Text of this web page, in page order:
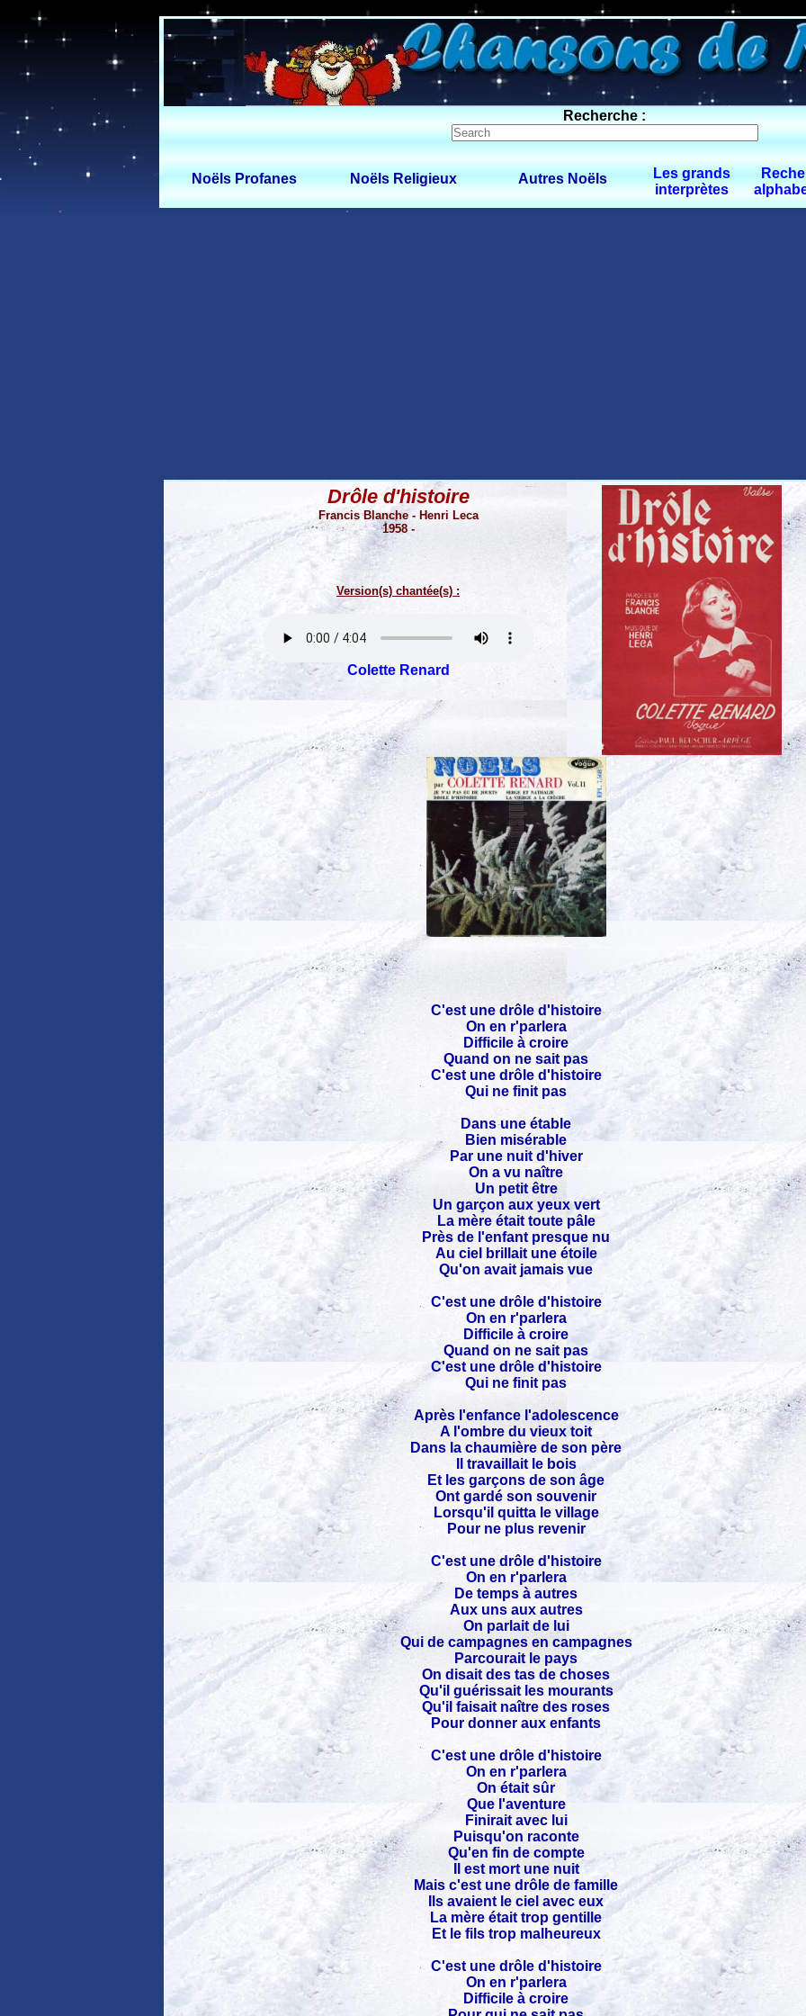
0 $limitbot 1 $limittot 2
Recherche :
Noëls Profanes Noëls Religieux Autres Noëls
Les grands
interprètes
Drôle d'histoire
Francis Blanche - Henri Leca
1958 -
Version(s) chantée(s) :
Colette Renard
C'est une drôle d'histoire
On en r'parlera
Difficile à croire
Quand on ne sait pas
C'est une drôle d'histoire
Qui ne finit pas
Dans une étable
Bien misérable
Par une nuit d'hiver
On a vu naître
Un petit être
Un garçon aux yeux vert
La mère était toute pâle
Près de l'enfant presque nu
Au ciel brillait une étoile
Qu'on avait jamais vue
C'est une drôle d'histoire
On en r'parlera
Difficile à croire
Quand on ne sait pas
C'est une drôle d'histoire
Qui ne finit pas
Après l'enfance l'adolescence
A l'ombre du vieux toit
Dans la chaumière de son père
Il travaillait le bois
Et les garçons de son âge
Ont gardé son souvenir
Lorsqu'il quitta le village
Pour ne plus revenir
C'est une drôle d'histoire
On en r'parlera
De temps à autres
Aux uns aux autres
On parlait de lui
Qui de campagnes en campagnes
Parcourait le pays
On disait des tas de choses
Qu'il guérissait les mourants
Qu'il faisait naître des roses
Pour donner aux enfants
C'est une drôle d'histoire
On en r'parlera
On était sûr
Que l'aventure
Finirait avec lui
Puisqu'on raconte
Qu'en fin de compte
Il est mort une nuit
Mais c'est une drôle de famille
Ils avaient le ciel avec eux
La mère était trop gentille
Et le fils trop malheureux
C'est une drôle d'histoire
On en r'parlera
Difficile à croire